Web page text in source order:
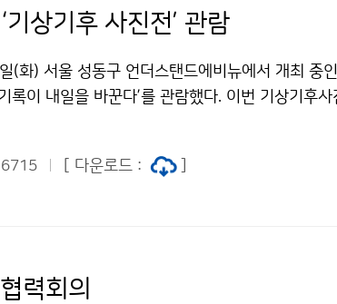
기상기후 사진전’ 관람
(화) 서울 성동구 언더스탠드에비뉴에서 개최 중
록이 내일을 바꾼다’를 관람했다. 이번 기상기후
6715 [ 다운로드 :
력회의